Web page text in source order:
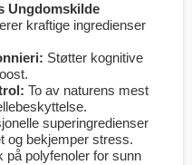
Ungdomskilde
kraftige ingredienser
Støtter kognitive
To av naturens mest
superingredienser
og bekjemper stress.
på polyfenoler for sunn